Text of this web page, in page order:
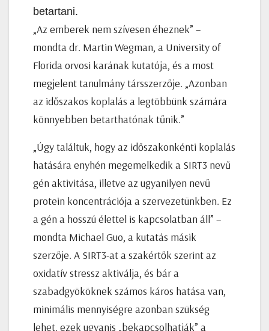
betartani.
„Az emberek nem szívesen éheznek” –
mondta dr. Martin Wegman, a University of
Florida orvosi karának kutatója, és a most
megjelent tanulmány társszerzője. „Azonban
az időszakos koplalás a legtöbbünk számára
könnyebben betarthatónak tűnik.”
„Úgy találtuk, hogy az időszakonkénti koplalás
hatására enyhén megemelkedik a SIRT3 nevű
gén aktivitása, illetve az ugyanilyen nevű
protein koncentrációja a szervezetünkben. Ez
a gén a hosszú élettel is kapcsolatban áll” –
mondta Michael Guo, a kutatás másik
szerzője. A SIRT3-at a szakértők szerint az
oxidatív stressz aktiválja, és bár a
szabadgyököknek számos káros hatása van,
minimális mennyiségre azonban szükség
lehet, ezek ugyanis „bekapcsolhatják” a